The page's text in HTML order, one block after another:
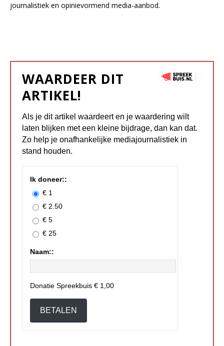
journalistiek en opinievormend media-aanbod.
WAARDEER DIT
ARTIKEL!
Als je dit artikel waardeert en je waardering wilt
laten blijken met een kleine bijdrage, dan kan dat.
Zo help je onafhankelijke mediajournalistiek in
stand houden.
Ik doneer::
€ 1
€ 2.50
€ 5
€ 25
Naam::
Donatie Spreekbuis € 1,00
BETALEN